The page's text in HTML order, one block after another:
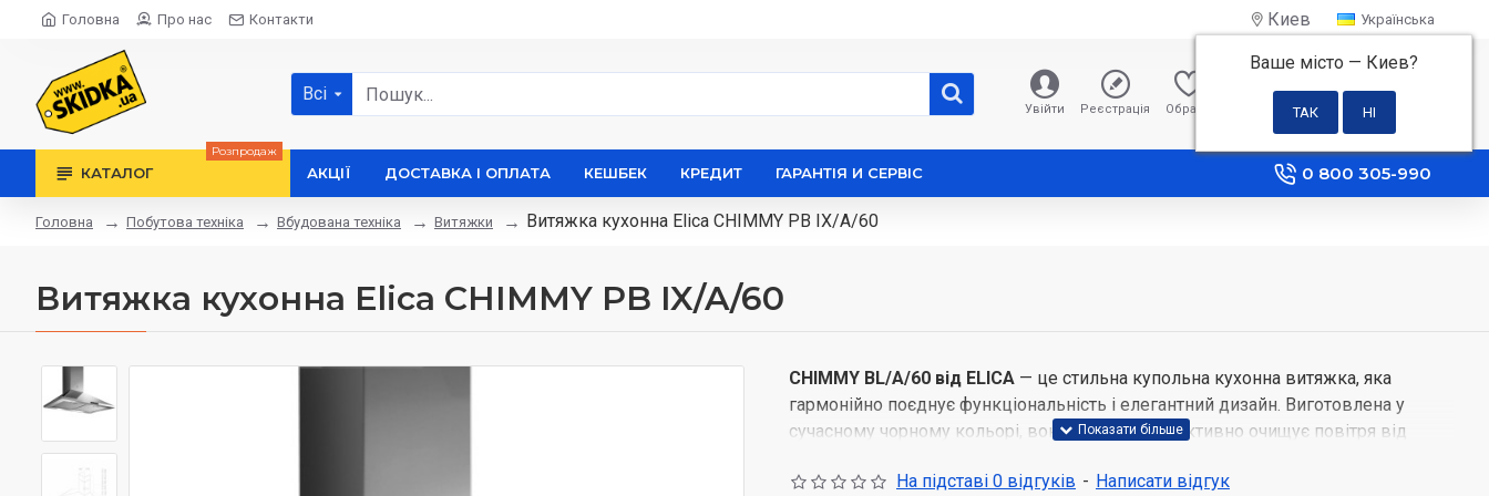
Головна Про нас Контакти Киев
Ваше місто — Киев?
Українська
Всі
Увійти Реєстрація Обране Порівняння
0 грн
КАТАЛОГ
Розпродаж
АКЦІЇ ДОСТАВКА І ОПЛАТА КЕШБЕК КРЕДИТ ГАРАНТІЯ И СЕРВІС 0 800 305-990
Головна Побутова техніка Вбудована техніка Витяжки Витяжка кухонна Elica CHIMMY PB IX/A/60
Витяжка кухонна Elica CHIMMY PB IX/A/60
CHIMMY BL/A/60 від ELICA — це стильна купольна кухонна витяжка, яка
гармонійно поєднує функціональність і елегантний дизайн. Виготовлена у
сучасному чорному кольорі, вона не тільки ефективно очищує повітря від
На підставі 0 відгуків - Написати відгук